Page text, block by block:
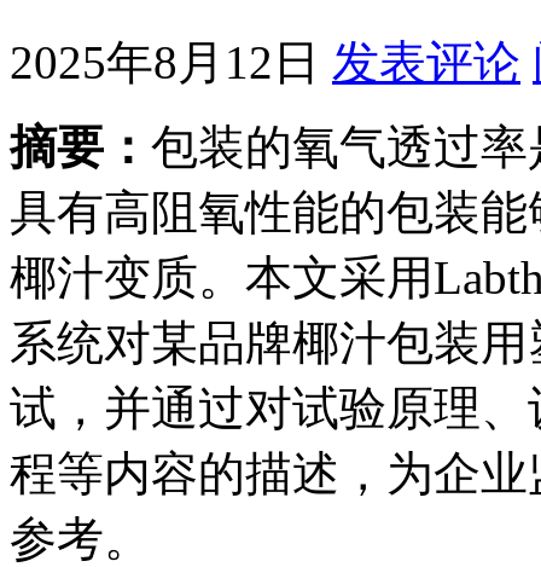
2025年8月12日 发表评论
摘要： 包装的氧气透过
具有高阻氧性能的包装
椰汁变质。本文采用
系统对某品牌椰汁包装
试，并通过对试验原理
程等内容的描述，为企
参考。